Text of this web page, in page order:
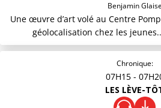
Benjamin
Une œuvre d’art volé au Centre
géolocalisation chez les
Chronique:
07H15 -
LES LÈVE-